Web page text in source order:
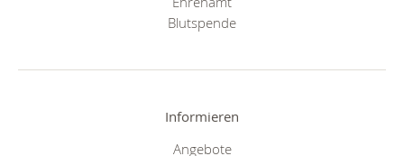
Blutspende
Informieren
Angebote